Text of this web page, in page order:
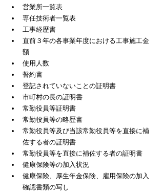
営業所一覧表
専任技術者一覧表
工事経歴書
直前３年の各事業年度における工事施工金
額
使用人数
誓約書
登記されていないことの証明書
市町村の長の証明書
常勤役員等証明書
常勤役員等の略歴書
常勤役員等及び当該常勤役員等を直接に補
佐する者の証明書
常勤役員等を直接に補佐する者の証明書
健康保険等の加入状況
健康保険、厚生年金保険、雇用保険の加入
確認書類の写し